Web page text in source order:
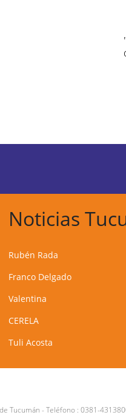
Noticias
Rubén Rada
Franco Delgado
Valentina
CERELA
Tuli Acosta
Tucumán - Teléfono : 0381-